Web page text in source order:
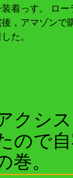
着っす。 ロー
，アマゾンで
た。
クシ
ので
。